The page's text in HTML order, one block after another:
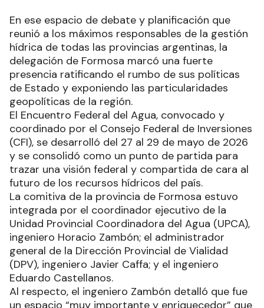
En ese espacio de debate y planificación que
reunió a los máximos responsables de la gestión
hídrica de todas las provincias argentinas, la
delegación de Formosa marcó una fuerte
presencia ratificando el rumbo de sus políticas
de Estado y exponiendo las particularidades
geopolíticas de la región.
El Encuentro Federal del Agua, convocado y
coordinado por el Consejo Federal de Inversiones
(CFI), se desarrolló del 27 al 29 de mayo de 2026
y se consolidó como un punto de partida para
trazar una visión federal y compartida de cara al
futuro de los recursos hídricos del país.
La comitiva de la provincia de Formosa estuvo
integrada por el coordinador ejecutivo de la
Unidad Provincial Coordinadora del Agua (UPCA),
ingeniero Horacio Zambón; el administrador
general de la Dirección Provincial de Vialidad
(DPV), ingeniero Javier Caffa; y el ingeniero
Eduardo Castellanos.
Al respecto, el ingeniero Zambón detalló que fue
un espacio “muy importante y enriquecedor” que